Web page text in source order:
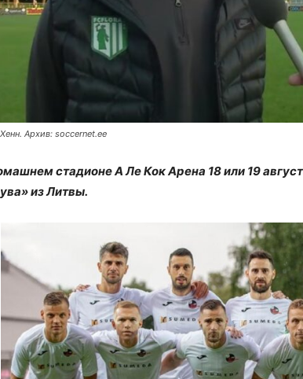
Архив: soccernet.ee
стадионе А Ле Кок Арена 18 или 19
из Литвы.